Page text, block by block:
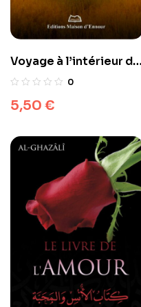
Voyage à l’intérieur de
la tombe 0
5,50 €